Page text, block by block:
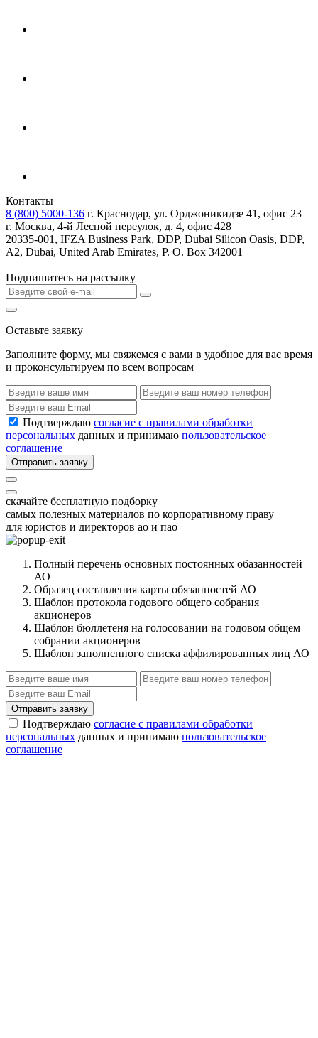
Контакты
8 (800) 5000-136 г. Краснодар, ул. Орджоникидзе 41, офис 23
г. Москва, 4-й Лесной переулок, д. 4, офис 428
20335-001, IFZA Business Park, DDP, Dubai Silicon Oasis, DDP,
A2, Dubai, United Arab Emirates, P. O. Box 342001
Подпишитесь на рассылку
Оставьте заявку
Заполните форму, мы свяжемся с вами в удобное для вас время
и проконсультируем по всем вопросам
Подтверждаю согласие с правилами обработки
персональных данных и принимаю пользовательское
соглашение
Отправить заявку
скачайте бесплатную подборку
самых полезных материалов по корпоративному праву
для юристов и директоров ао и пао
Полный перечень основных постоянных обазанностей
АО
Образец составления карты обязанностей АО
Шаблон протокола годового общего собрания
акционеров
Шаблон бюллетеня на голосовании на годовом общем
собрании акционеров
Шаблон заполненного списка аффилированных лиц АО
Отправить заявку
Подтверждаю согласие с правилами обработки
персональных данных и принимаю пользовательское
соглашение